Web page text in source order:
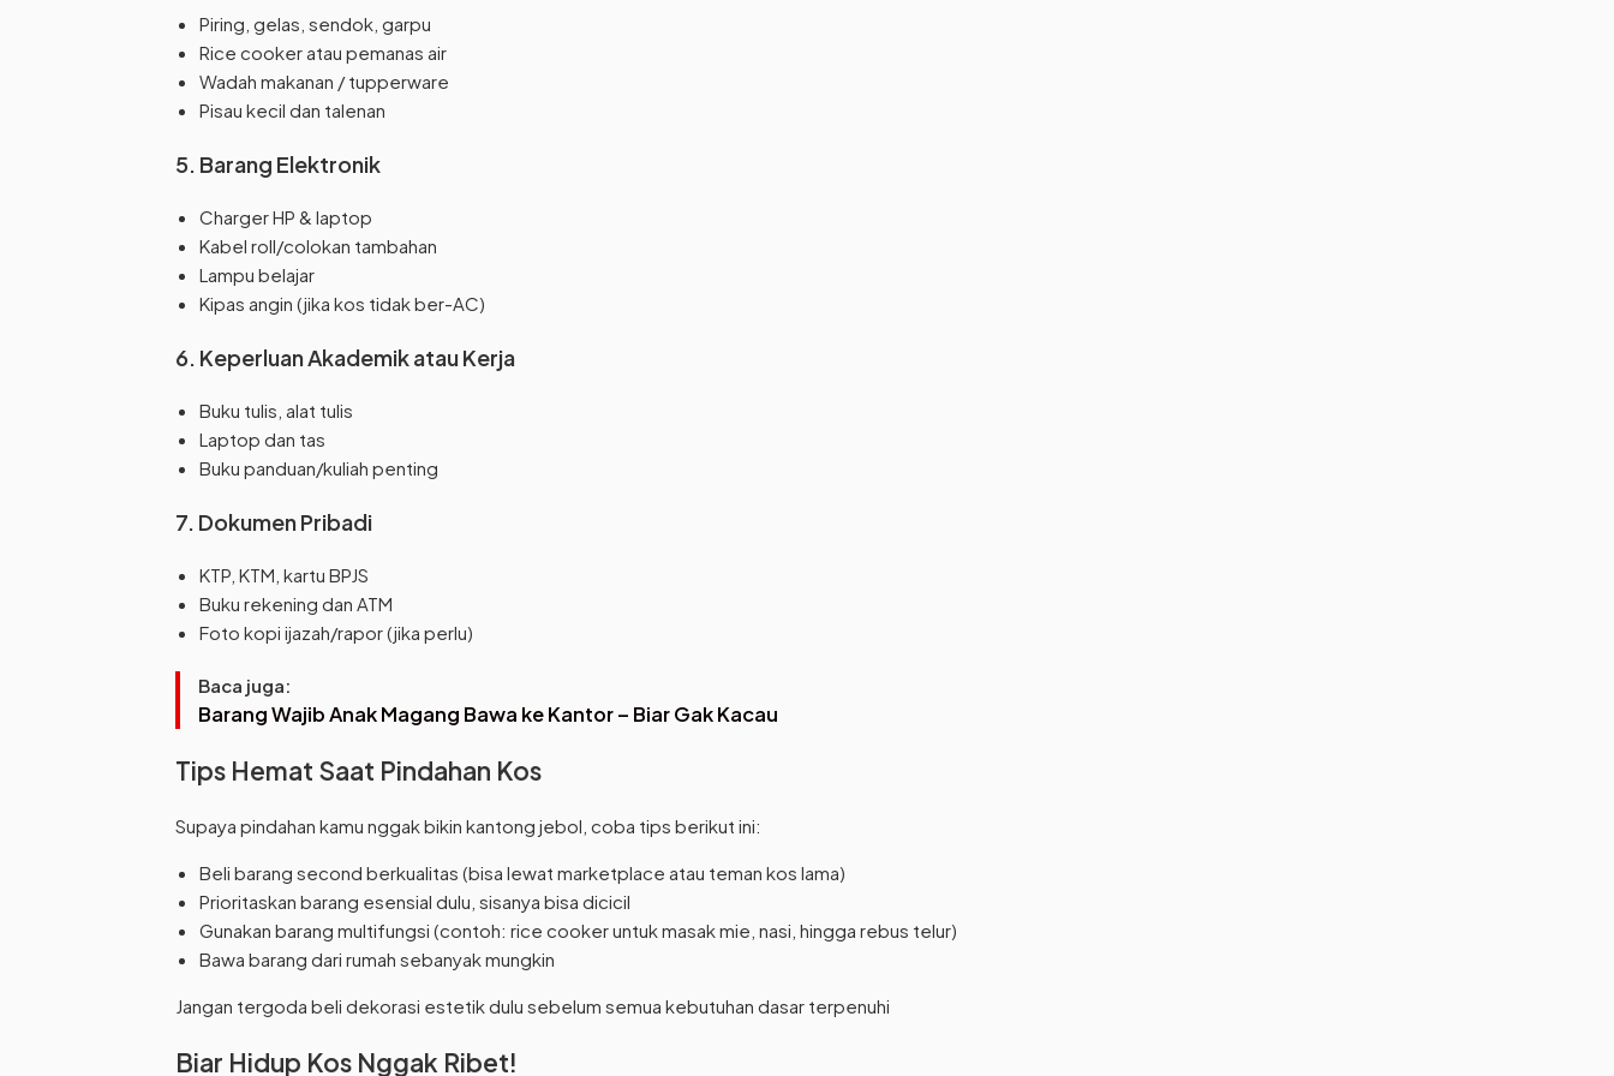
Piring, gelas, sendok, garpu
Rice cooker atau pemanas air
Wadah makanan / tupperware
Pisau kecil dan talenan
5. Barang Elektronik
Charger HP & laptop
Kabel roll/colokan tambahan
Lampu belajar
Kipas angin (jika kos tidak ber-AC)
6. Keperluan Akademik atau Kerja
Buku tulis, alat tulis
Laptop dan tas
Buku panduan/kuliah penting
7. Dokumen Pribadi
KTP, KTM, kartu BPJS
Buku rekening dan ATM
Foto kopi ijazah/rapor (jika perlu)
Baca juga:
Barang Wajib Anak Magang Bawa ke Kantor – Biar Gak Kacau
Tips Hemat Saat Pindahan Kos
Supaya pindahan kamu nggak bikin kantong jebol, coba tips berikut ini:
Beli barang second berkualitas (bisa lewat marketplace atau teman kos lama)
Prioritaskan barang esensial dulu, sisanya bisa dicicil
Gunakan barang multifungsi (contoh: rice cooker untuk masak mie, nasi, hingga rebus telur)
Bawa barang dari rumah sebanyak mungkin
Jangan tergoda beli dekorasi estetik dulu sebelum semua kebutuhan dasar terpenuhi
Biar Hidup Kos Nggak Ribet!